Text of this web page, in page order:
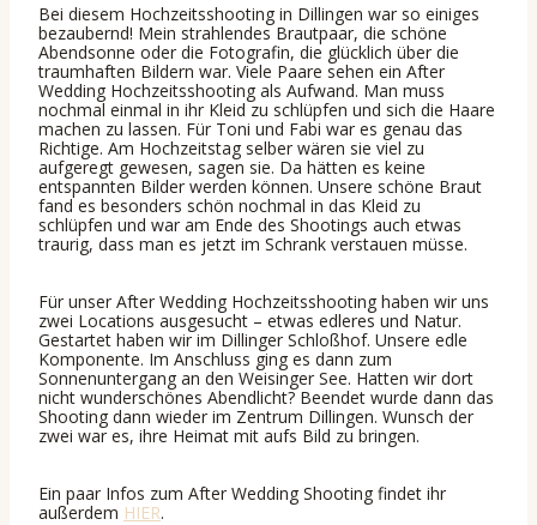
Bei diesem Hochzeitsshooting in Dillingen war so einiges
bezaubernd! Mein strahlendes Brautpaar, die schöne
Abendsonne oder die Fotografin, die glücklich über die
traumhaften Bildern war. Viele Paare sehen ein After
Wedding Hochzeitsshooting als Aufwand. Man muss
nochmal einmal in ihr Kleid zu schlüpfen und sich die Haare
machen zu lassen. Für Toni und Fabi war es genau das
Richtige. Am Hochzeitstag selber wären sie viel zu
aufgeregt gewesen, sagen sie. Da hätten es keine
entspannten Bilder werden können. Unsere schöne Braut
fand es besonders schön nochmal in das Kleid zu
schlüpfen und war am Ende des Shootings auch etwas
traurig, dass man es jetzt im Schrank verstauen müsse.
Für unser After Wedding Hochzeitsshooting haben wir uns
zwei Locations ausgesucht – etwas edleres und Natur.
Gestartet haben wir im Dillinger Schloßhof. Unsere edle
Komponente. Im Anschluss ging es dann zum
Sonnenuntergang an den Weisinger See. Hatten wir dort
nicht wunderschönes Abendlicht? Beendet wurde dann das
Shooting dann wieder im Zentrum Dillingen. Wunsch der
zwei war es, ihre Heimat mit aufs Bild zu bringen.
Ein paar Infos zum After Wedding Shooting findet ihr
außerdem HIER.